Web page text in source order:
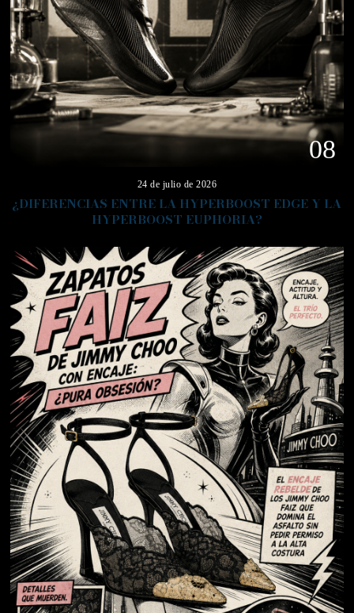
08
24 de julio de 2026
¿DIFERENCIAS ENTRE LA HYPERBOOST EDGE Y LA
HYPERBOOST EUPHORIA?